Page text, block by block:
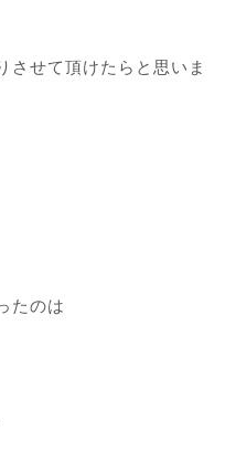
させて頂けたらと思いま
たのは